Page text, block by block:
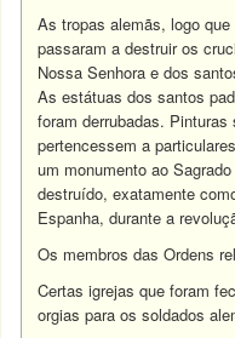
As tropas alemãs, logo
passaram a destruir os
Nossa Senhora e dos
As estátuas dos santos
foram derrubadas.
pertencessem a
um monumento ao
destruído, exatamente
Espanha, durante a
Os membros das Ordens
Certas igrejas que foram
orgias para os soldados